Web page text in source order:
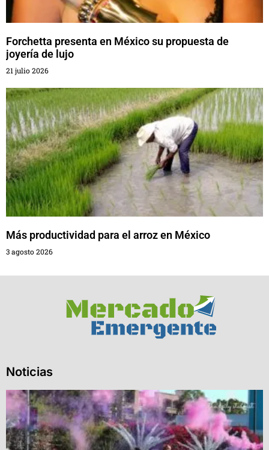
Forchetta presenta en México su propuesta de
joyería de lujo
21 julio 2026
Más productividad para el arroz en México
3 agosto 2026
Noticias